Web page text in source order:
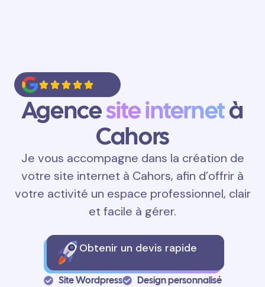
Agencesite internetà
Cahors
Je vous accompagne dans la création de
votre site internet à Cahors, afin d’offrir à
votre activité un espace professionnel, clair
et facile à gérer.
Obtenir un devis rapide
Site Wordpress
Design personnalisé